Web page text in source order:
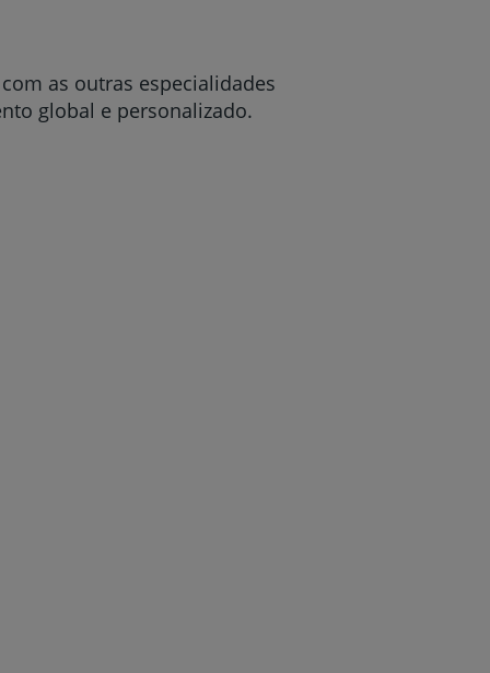
as outras especialidades
global e personalizado.